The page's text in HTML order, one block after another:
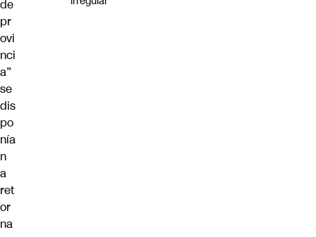
de
pr
ovi
nci
a”
se
dis
po
nía
n
a
ret
or
na